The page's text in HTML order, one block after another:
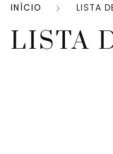
INÍCIO LISTA
LISTA